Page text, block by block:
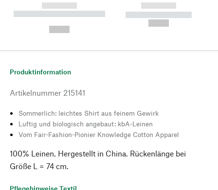
------------
----------- ----------- --------
------------
----------- -----------
Produktinformation
Artikelnummer 215141
Sommerlich: leichtes Shirt aus feinem Gewirk
Luftig und biologisch angebaut: kbA-Leinen
Vom Fair-Fashion-Pionier Knowledge Cotton Apparel
100% Leinen. Hergestellt in China. Rückenlänge bei
Größe L = 74 cm.
Pflegehinweise Textil